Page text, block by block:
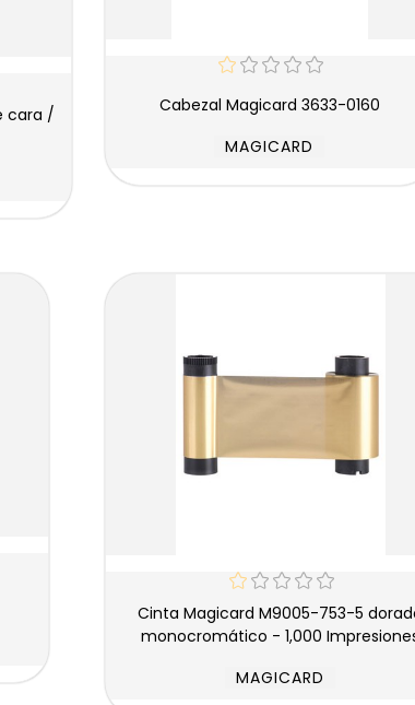
Cabezal Magicard 3633-0160
MAGICARD
Cinta Magicard M9005-753-5 dorado
monocromático - 1,000
MAGICARD